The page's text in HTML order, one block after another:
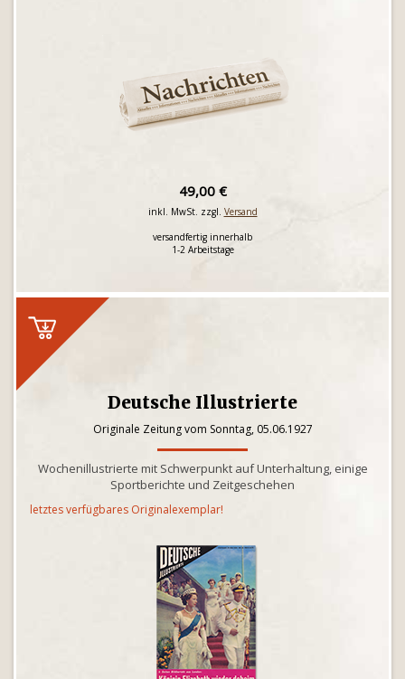
49,00 €
inkl. MwSt. zzgl. Versand
versandfertig innerhalb
1-2 Arbeitstage
Deutsche Illustrierte
Originale Zeitung vom Sonntag, 05.06.1927
Wochenillustrierte mit Schwerpunkt auf Unterhaltung, einige
Sportberichte und Zeitgeschehen
letztes verfügbares Originalexemplar!